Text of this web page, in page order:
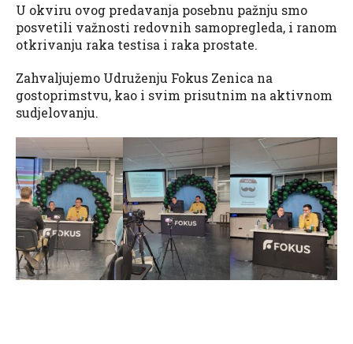
U okviru ovog predavanja posebnu pažnju smo
posvetili važnosti redovnih samopregleda, i ranom
otkrivanju raka testisa i raka prostate.
Zahvaljujemo Udruženju Fokus Zenica na
gostoprimstvu, kao i svim prisutnim na aktivnom
sudjelovanju.